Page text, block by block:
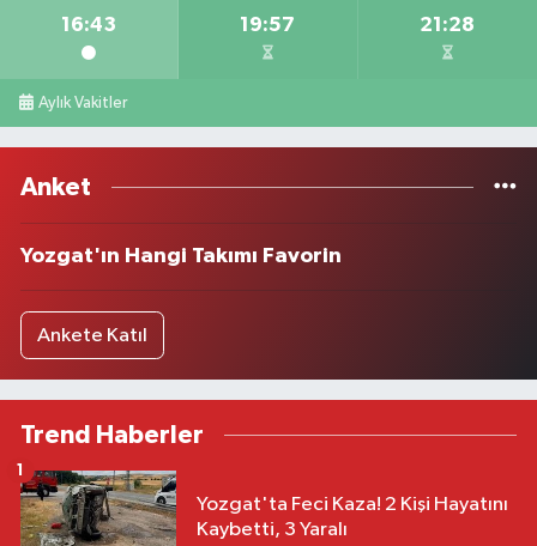
16:43 19:57 21:28
Aylık Vakitler
Anket
Yozgat'ın Hangi Takımı Favorin
Ankete Katıl
Trend Haberler
Yozgat'ta Feci Kaza! 2 Kişi Hayatını
Kaybetti, 3 Yaralı
1